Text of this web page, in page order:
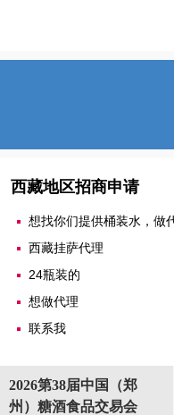
西藏地区招商申请
想找你们提供桶装水，做
西藏挂萨代理
24瓶装的
想做代理
联系我
2026第38届中国（郑
州）糖酒食品交易会